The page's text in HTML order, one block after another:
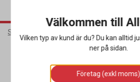
Städ & Hygien
Välkommen till
Vilken typ av kund är du? Du kan alltid
ner på sidan.
Företag (exkl moms)